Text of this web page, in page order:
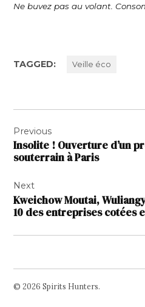
Ne buvez pas au volant.
TAGGED: Veille éco
de
l’article
Previous
Insolite ! Ouverture d’un
souterrain à Paris
Next
Kweichow Moutai,
10 des entreprises cotées
© 2026 Spirits Hunters.